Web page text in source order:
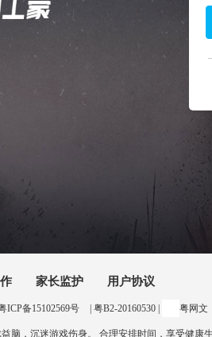
家长监护 用户协议
ICP备15102569号 | 粤B2-20160530 | 粤网文
脑，沉迷游戏伤身。 合理安排时间，享受健康